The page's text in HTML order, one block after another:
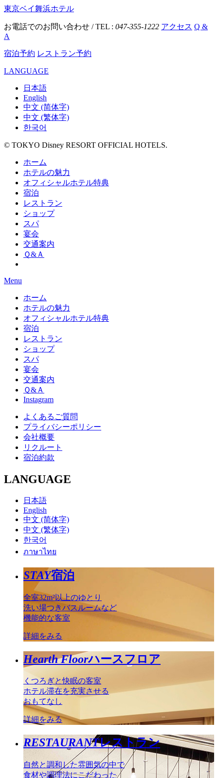
東京ベイ舞浜ホテル
お電話でのお問い合わせ / TEL : 047-355-1222 アクセス Q &
A
宿泊予約 レストラン予約
LANGUAGE
日本語
English
中文 (简体字)
中文 (繁体字)
한국어
© TOKYO Disney RESORT OFFICIAL HOTELS.
ホーム
ホテルの魅力
オフィシャルホテル特典
宿泊
レストラン
ショップ
スパ
宴会
交通案内
Ｑ&Ａ
Menu
ホーム
ホテルの魅力
オフィシャルホテル特典
宿泊
レストラン
ショップ
スパ
宴会
交通案内
Ｑ&Ａ
Instagram
よくあるご質問
プライバシーポリシー
会社概要
リクルート
宿泊約款
LANGUAGE
日本語
English
中文 (简体字)
中文 (繁体字)
한국어
ภาษาไทย
STAY宿泊
全室32m²以上のゆとり
洗い場つきバスルームなど
機能的な客室
詳細をみる
Hearth Floorハースフロア
くつろぎと快眠の客室
ホテル滞在を充実させる
おもてなし
詳細をみる
RESTAURANTレストラン
自然と調和した雰囲気の中で
食材や調理法にこだわった